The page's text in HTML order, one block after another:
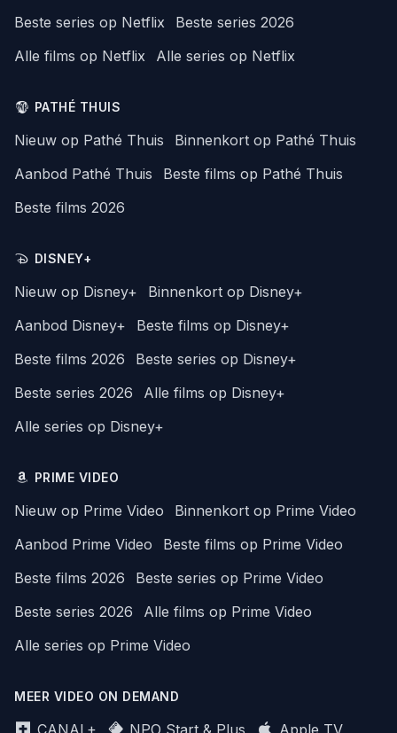
Beste series op Netflix
Beste series 2026
Alle films op Netflix
Alle series op Netflix
PATHÉ THUIS
Nieuw op Pathé Thuis
Binnenkort op Pathé Thuis
Aanbod Pathé Thuis
Beste films op Pathé Thuis
Beste films 2026
DISNEY+
Nieuw op Disney+
Binnenkort op Disney+
Aanbod Disney+
Beste films op Disney+
Beste films 2026
Beste series op Disney+
Beste series 2026
Alle films op Disney+
Alle series op Disney+
PRIME VIDEO
Nieuw op Prime Video
Binnenkort op Prime Video
Aanbod Prime Video
Beste films op Prime Video
Beste films 2026
Beste series op Prime Video
Beste series 2026
Alle films op Prime Video
Alle series op Prime Video
MEER VIDEO ON DEMAND